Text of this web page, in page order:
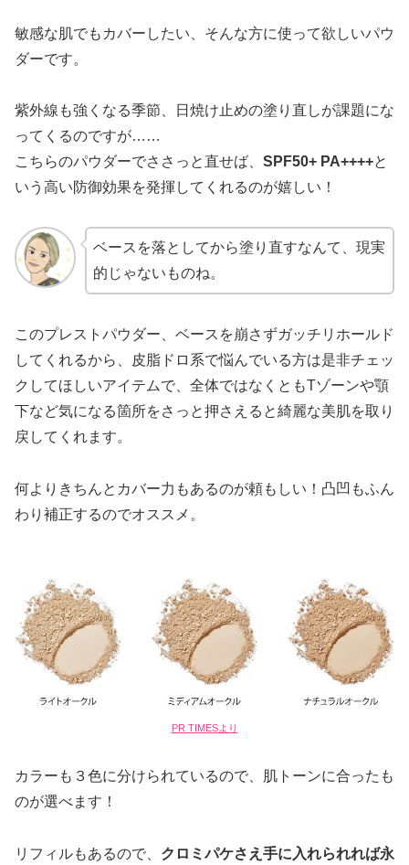
敏感な肌でもカバーしたい、そんな方に使って欲しいパウ
ダーです。
紫外線も強くなる季節、日焼け止めの塗り直しが課題にな
ってくるのですが……
こちらのパウダーでささっと直せば、 SPF50+ PA++++と
いう高い防御効果を発揮してくれるのが嬉しい！
ベースを落としてから塗り直すなんて、現実
的じゃないものね。
このプレストパウダー、ベースを崩さずガッチリホールド
してくれるから、皮脂ドロ系で悩んでいる方は是非チェッ
クしてほしいアイテムで、全体ではなくともTゾーンや顎
下など気になる箇所をさっと押さえると綺麗な美肌を取り
戻してくれます。
何よりきちんとカバー力もあるのが頼もしい！凸凹もふん
わり補正するのでオススメ。
PR TIMESより
カラーも３色に分けられているので、肌トーンに合ったも
のが選べます！
リフィルもあるので、 クロミパケさえ手に入れられれば永